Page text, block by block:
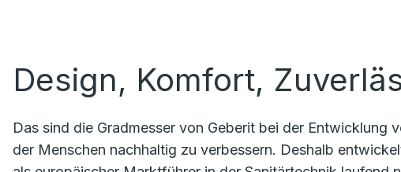
Design, Komfort,
Das sind die Gradmesser von Geberit bei der
der Menschen nachhaltig zu verbessern. Deshalb